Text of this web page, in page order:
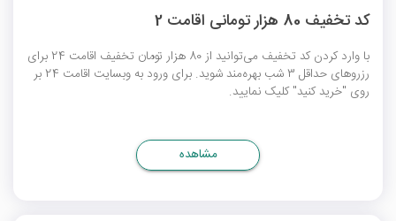
کد تخفیف 80 هزار تومانی اقامت 2
با وارد کردن کد تخفیف می‌توانید از 80 هزار تومان تخفیف اقامت 24 برای
رزروهای حداقل 3 شب بهره‌مند شوید. برای ورود به وبسایت اقامت 24 بر
روی "خرید کنید" کلیک نمایید.
مشاهده